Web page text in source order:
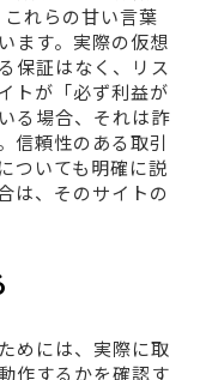
れらの甘い言葉
ます。実際の仮想
保証はなく、リス
トが「必ず利益が
る場合、それは詐
信頼性のある取引
ついても明確に説
は、そのサイトの
めには、実際に取
作するかを確認す